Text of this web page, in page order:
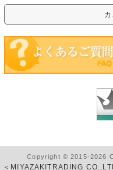
Copyright © 2015-2026
＜MIYAZAKITRADING